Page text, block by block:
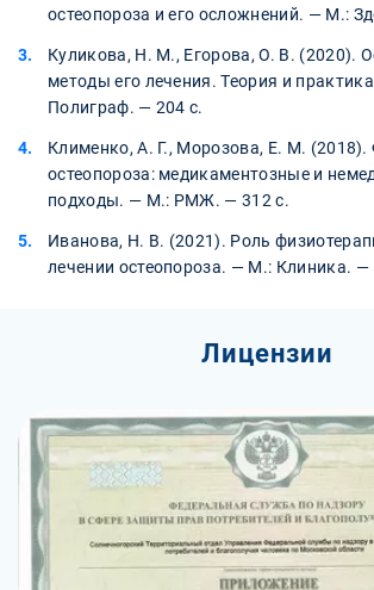
остеопороза и его осложнений. — М.:
Куликова, Н. М., Егорова, О. В. (2020).
методы его лечения. Теория и
Полиграф. — 204 с.
Клименко, А. Г., Морозова, Е. М. (2018).
остеопороза: медикаментозные и
подходы. — М.: РМЖ. — 312 с.
Иванова, Н. В. (2021). Роль
лечении остеопороза. — М.: Клиника. —
Лицензии